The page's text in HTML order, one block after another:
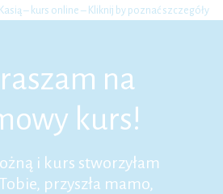
– kurs online – Kliknij by poznać szczegóły
na
kurs!
i kurs stworzyłam
przyszła mamo,